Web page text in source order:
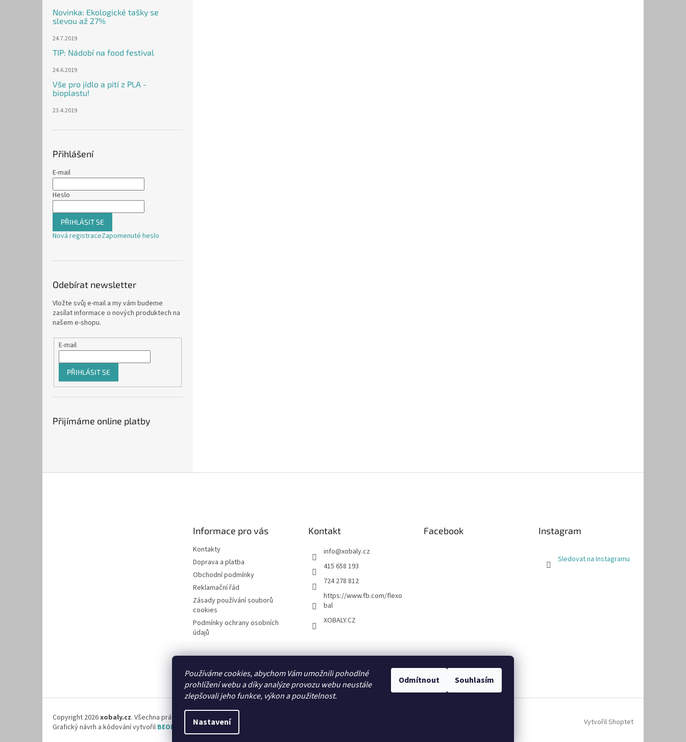
Používáme cookies, abychom Vám umožnili pohodlné
prohlížení webu a díky analýze provozu webu neustále
zlepšovali jeho funkce, výkon a použitelnost.
Nastavení
Odmítnout Souhlasím
Novinka: Ekologické tašky se
slevou až 27%
24.7.2019
TIP: Nádobí na food festival
24.6.2019
Vše pro jídlo a pití z PLA -
bioplastu!
23.4.2019
Přihlášení
E-mail
Heslo
PŘIHLÁSIT SE
Nová registraceZapomenuté heslo
Odebírat newsletter
Vložte svůj e-mail a my vám budeme
zasílat informace o nových produktech na
našem e-shopu.
E-mail
PŘIHLÁSIT SE
Přijímáme online platby
Informace pro vás
Kontakty
Doprava a platba
Obchodní podmínky
Reklamační řád
Zásady používání souborů
cookies
Podmínky ochrany osobních
údajů
Kontakt
info@xobaly.cz
415 658 193
724 278 812
https://www.fb.com/flexo
bal
XOBALY.CZ
Facebook Instagram
Sledovat na Instagramu
FLEXOBAL KATRIN
Vytvořil Shoptet
Copyright 2026xobaly.cz. Všechna práva vyhrazena.
Grafický návrh a kódování vytvořil BEOM.cz